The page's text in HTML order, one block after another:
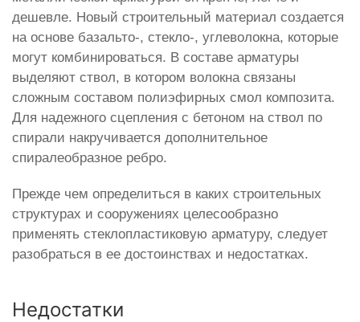
дешевле. Новый строительный материал создается
на основе базальто-, стекло-, углеволокна, которые
могут комбинироваться. В составе арматуры
выделяют ствол, в котором волокна связаны
сложным составом полиэфирных смол композита.
Для надежного сцепления с бетоном на ствол по
спирали накручивается дополнительное
спиралеобразное ребро.
Прежде чем определиться в каких строительных
структурах и сооружениях целесообразно
применять стеклопластиковую арматуру, следует
разобраться в ее достоинствах и недостатках.
Недостатки